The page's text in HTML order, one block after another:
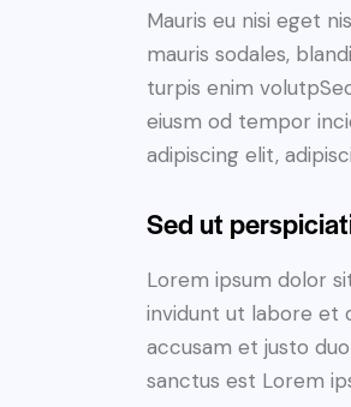
Mauris eu nisi eget
mauris sodales,
turpis enim
eiusm od tempor
adipiscing elit,
Sed ut
Lorem ipsum dolor
invidunt ut labore et
accusam et justo
sanctus est Lorem